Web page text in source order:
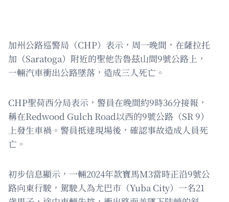
加州公路巡警局（CHP）表示，周一晚間，在薩拉托
加（Saratoga）附近的聖他告魯茲山間9號公路上，
一輛汽車衝出公路墜落，造成三人死亡。
CHP聖荷西分局表示，警員在晚間約9時36分接報，
稱在Redwood Gulch Road以西的9號公路（SR 9）
上發生車禍。警員抵達現場後，確認事故造成人員死
亡。
初步信息顯示，一輛2024年款寶馬M3當時正沿9號公
路向東行駛，駕駛人為尤巴市（Yuba City）一名21